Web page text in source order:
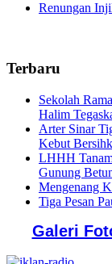
Renungan
Terbaru
Sekolah
Halim
Arter Sinar
Kebut
LHHH
Gunung
Mengenang
Tiga Pesan
Galeri